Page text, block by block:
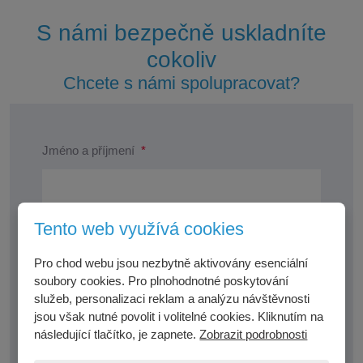
S námi bezpečně uskladníte
cokoliv
Chcete s námi spolupracovat?
Jméno a příjmení *
E-mail *
Tel. číslo *
Tento web využívá cookies
Pro chod webu jsou nezbytně aktivovány esenciální
soubory cookies. Pro plnohodnotné poskytování
služeb, personalizaci reklam a analýzu návštěvnosti
jsou však nutné povolit i volitelné cookies. Kliknutím na
následující tlačítko, je zapnete.Zobrazit podrobnosti